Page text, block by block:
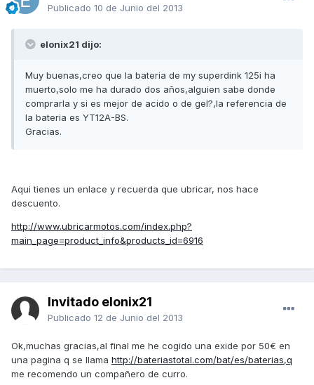
Publicado 10 de Junio del 2013
elonix21 dijo:
Muy buenas,creo que la bateria de my superdink 125i ha
muerto,solo me ha durado dos años,alguien sabe donde
comprarla y si es mejor de acido o de gel?,la referencia de
la bateria es YT12A-BS.
Gracias.
Aqui tienes un enlace y recuerda que ubricar, nos hace
descuento.
http://www.ubricarmotos.com/index.php?
main_page=product_info&products_id=6916
Invitado elonix21
Publicado 12 de Junio del 2013
Ok,muchas gracias,al final me he cogido una exide por 50€ en
una pagina q se llama http://bateriastotal.com/bat/es/baterias,q
me recomendo un compañero de curro.